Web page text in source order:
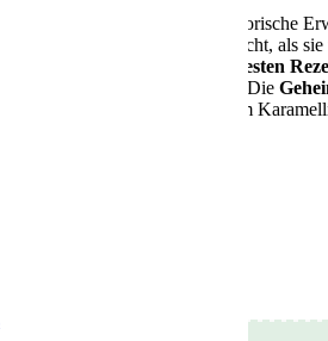
geklärt. Die erste historische
Rosas Milch und Zucker gekocht, als
entstehen einfach die besten
verschlossen einlagern. Die
der Milch und hilft beim